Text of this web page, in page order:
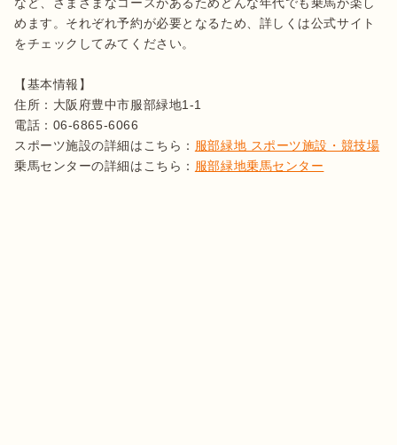
など、さまざまなコースがあるためどんな年代でも乗馬が楽し
めます。それぞれ予約が必要となるため、詳しくは公式サイト
をチェックしてみてください。
【基本情報】
住所：大阪府豊中市服部緑地1-1
電話：06-6865-6066
スポーツ施設の詳細はこちら： 服部緑地 スポーツ施設・競技場
乗馬センターの詳細はこちら： 服部緑地乗馬センター